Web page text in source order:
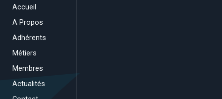
Accueil
A Propos
Adhérents
Métiers
Membres
Actualités